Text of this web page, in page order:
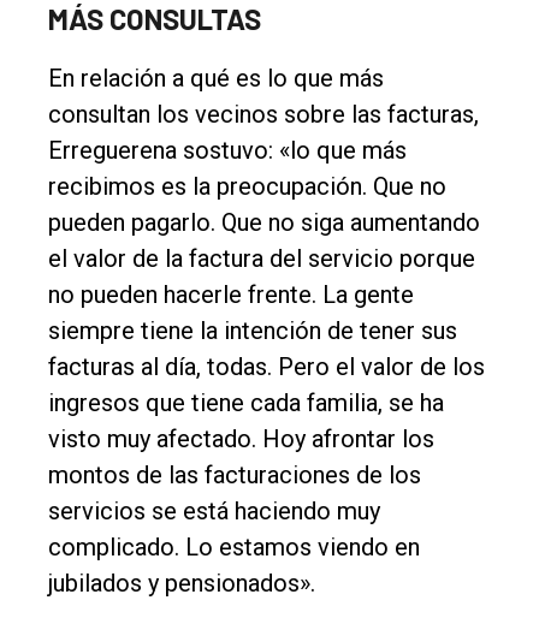
MÁS CONSULTAS
En relación a qué es lo que más
consultan los vecinos sobre las facturas,
Erreguerena sostuvo: «lo que más
recibimos es la preocupación. Que no
pueden pagarlo. Que no siga aumentando
el valor de la factura del servicio porque
no pueden hacerle frente. La gente
siempre tiene la intención de tener sus
facturas al día, todas. Pero el valor de los
ingresos que tiene cada familia, se ha
visto muy afectado. Hoy afrontar los
montos de las facturaciones de los
servicios se está haciendo muy
complicado. Lo estamos viendo en
jubilados y pensionados».